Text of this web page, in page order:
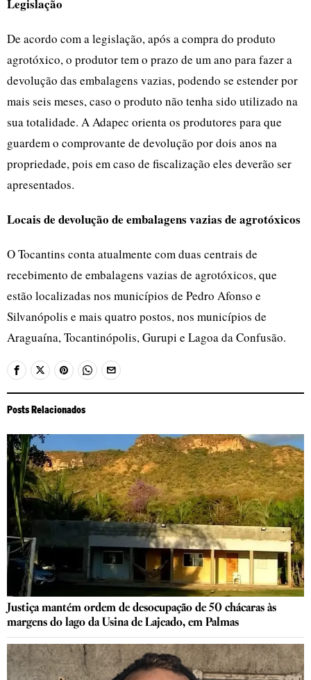
Legislação
De acordo com a legislação, após a compra do produto
agrotóxico, o produtor tem o prazo de um ano para fazer a
devolução das embalagens vazias, podendo se estender por
mais seis meses, caso o produto não tenha sido utilizado na
sua totalidade. A Adapec orienta os produtores para que
guardem o comprovante de devolução por dois anos na
propriedade, pois em caso de fiscalização eles deverão ser
apresentados.
Locais de devolução de embalagens vazias de agrotóxicos
O Tocantins conta atualmente com duas centrais de
recebimento de embalagens vazias de agrotóxicos, que
estão localizadas nos municípios de Pedro Afonso e
Silvanópolis e mais quatro postos, nos municípios de
Araguaína, Tocantinópolis, Gurupi e Lagoa da Confusão.
Posts Relacionados
Justiça mantém ordem de desocupação de 50 chácaras às
margens do lago da Usina de Lajeado, em Palmas